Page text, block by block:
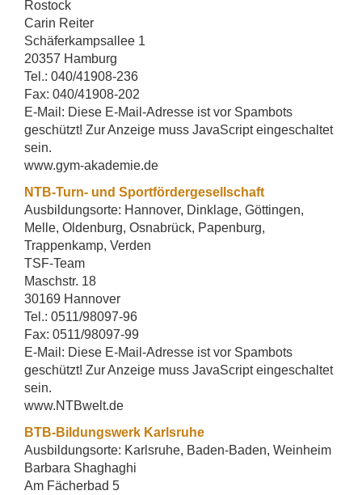
Rostock
Carin Reiter
Schäferkampsallee 1
20357 Hamburg
Tel.: 040/41908-236
Fax: 040/41908-202
E-Mail: Diese E-Mail-Adresse ist vor Spambots
geschützt! Zur Anzeige muss JavaScript eingeschaltet
sein.
www.gym-akademie.de
NTB-Turn- und Sportfördergesellschaft
Ausbildungsorte: Hannover, Dinklage, Göttingen,
Melle, Oldenburg, Osnabrück, Papenburg,
Trappenkamp, Verden
TSF-Team
Maschstr. 18
30169 Hannover
Tel.: 0511/98097-96
Fax: 0511/98097-99
E-Mail: Diese E-Mail-Adresse ist vor Spambots
geschützt! Zur Anzeige muss JavaScript eingeschaltet
sein.
www.NTBwelt.de
BTB-Bildungswerk Karlsruhe
Ausbildungsorte: Karlsruhe, Baden-Baden, Weinheim
Barbara Shaghaghi
Am Fächerbad 5